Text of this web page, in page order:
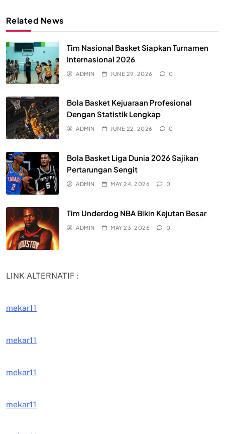
Related News
Tim Nasional Basket Siapkan Turnamen
Internasional 2026
ADMIN JUNE 29, 2026 0
Bola Basket Kejuaraan Profesional
Dengan Statistik Lengkap
ADMIN JUNE 22, 2026 0
Bola Basket Liga Dunia 2026 Sajikan
Pertarungan Sengit
ADMIN MAY 24, 2026 0
Tim Underdog NBA Bikin Kejutan Besar
ADMIN MAY 23, 2026 0
LINK ALTERNATIF :
mekar11
mekar11
mekar11
mekar11